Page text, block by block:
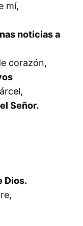
mí,
noticias a
corazón,
Señor.
Dios.